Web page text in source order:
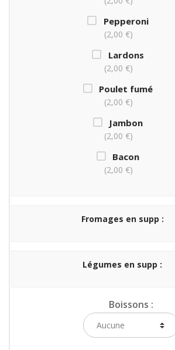
Pepperoni
2,00 €
Lardons
2,00 €
Poulet fumé
2,00 €
Jambon
2,00 €
Bacon
2,00 €
Fromages en supp :
Légumes en supp :
Boissons :